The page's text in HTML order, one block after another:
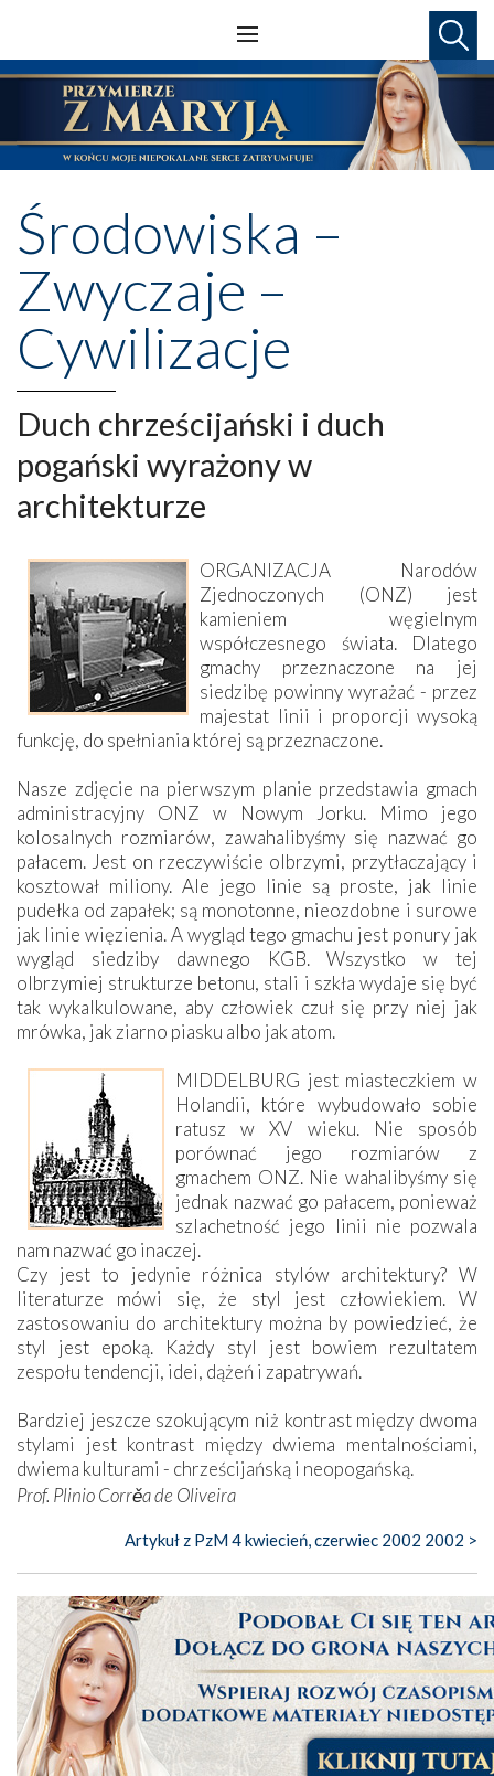
Środowiska –
Zwyczaje –
Cywilizacje
Duch chrześcijański i duch
pogański wyrażony w
architekturze
ORGANIZACJA Narodów
Zjednoczonych (ONZ) jest
kamieniem węgielnym
współczesnego świata. Dlatego
gmachy przeznaczone na jej
siedzibę powinny wyrażać - przez
majestat linii i proporcji wysoką
funkcję, do spełniania której są przeznaczone.
Nasze zdjęcie na pierwszym planie przedstawia gmach
administracyjny ONZ w Nowym Jorku. Mimo jego
kolosalnych rozmiarów, zawahalibyśmy się nazwać go
pałacem. Jest on rzeczywiście olbrzymi, przytłaczający i
kosztował miliony. Ale jego linie są proste, jak linie
pudełka od zapałek; są monotonne, nieozdobne i surowe
jak linie więzienia. A wygląd tego gmachu jest ponury jak
wygląd siedziby dawnego KGB. Wszystko w tej
olbrzymiej strukturze betonu, stali i szkła wydaje się być
tak wykalkulowane, aby człowiek czuł się przy niej jak
mrówka, jak ziarno piasku albo jak atom.
MIDDELBURG jest miasteczkiem w
Holandii, które wybudowało sobie
ratusz w XV wieku. Nie sposób
porównać jego rozmiarów z
gmachem ONZ. Nie wahalibyśmy się
jednak nazwać go pałacem, ponieważ
szlachetność jego linii nie pozwala
nam nazwać go inaczej.
Czy jest to jedynie różnica stylów architektury? W
literaturze mówi się, że styl jest człowiekiem. W
zastosowaniu do architektury można by powiedzieć, że
styl jest epoką. Każdy styl jest bowiem rezultatem
zespołu tendencji, idei, dążeń i zapatrywań.
Bardziej jeszcze szokującym niż kontrast między dwoma
stylami jest kontrast między dwiema mentalnościami,
dwiema kulturami - chrześcijańską i neopogańską.
Prof. Plinio Corrěa de Oliveira
Artykuł z PzM 4 kwiecień, czerwiec 2002 2002 >